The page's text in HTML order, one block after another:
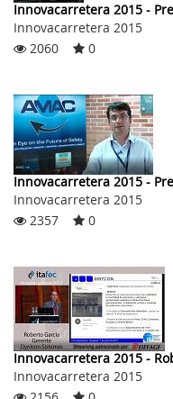
Innovacarretera 2015 -
Innovacarretera 2015
2060
0
Innovacarretera 2015 -
Innovacarretera 2015
2357
0
Innovacarretera 2015 -
Innovacarretera 2015